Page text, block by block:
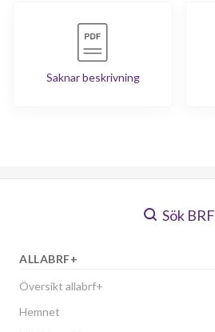
Saknar beskrivning
Sök BRF
ALLABRF+
Översikt allabrf+
Hemnet